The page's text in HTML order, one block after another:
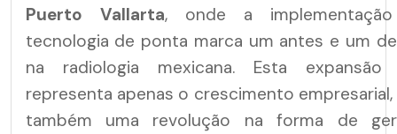
Puerto Vallarta, onde a
tecnologia de ponta marca um antes e um
na radiologia mexicana. Esta expansão
representa apenas o crescimento empresarial,
também uma revolução na forma de